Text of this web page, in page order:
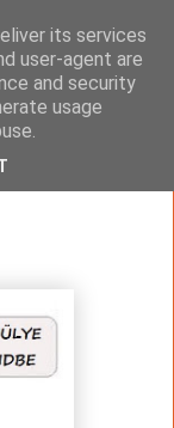
its services
user-agent are
and security
usage